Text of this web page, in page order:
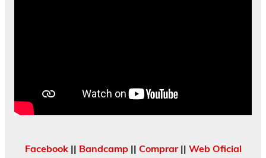
Facebook|| Bandcamp|| Comprar || Web Oficial